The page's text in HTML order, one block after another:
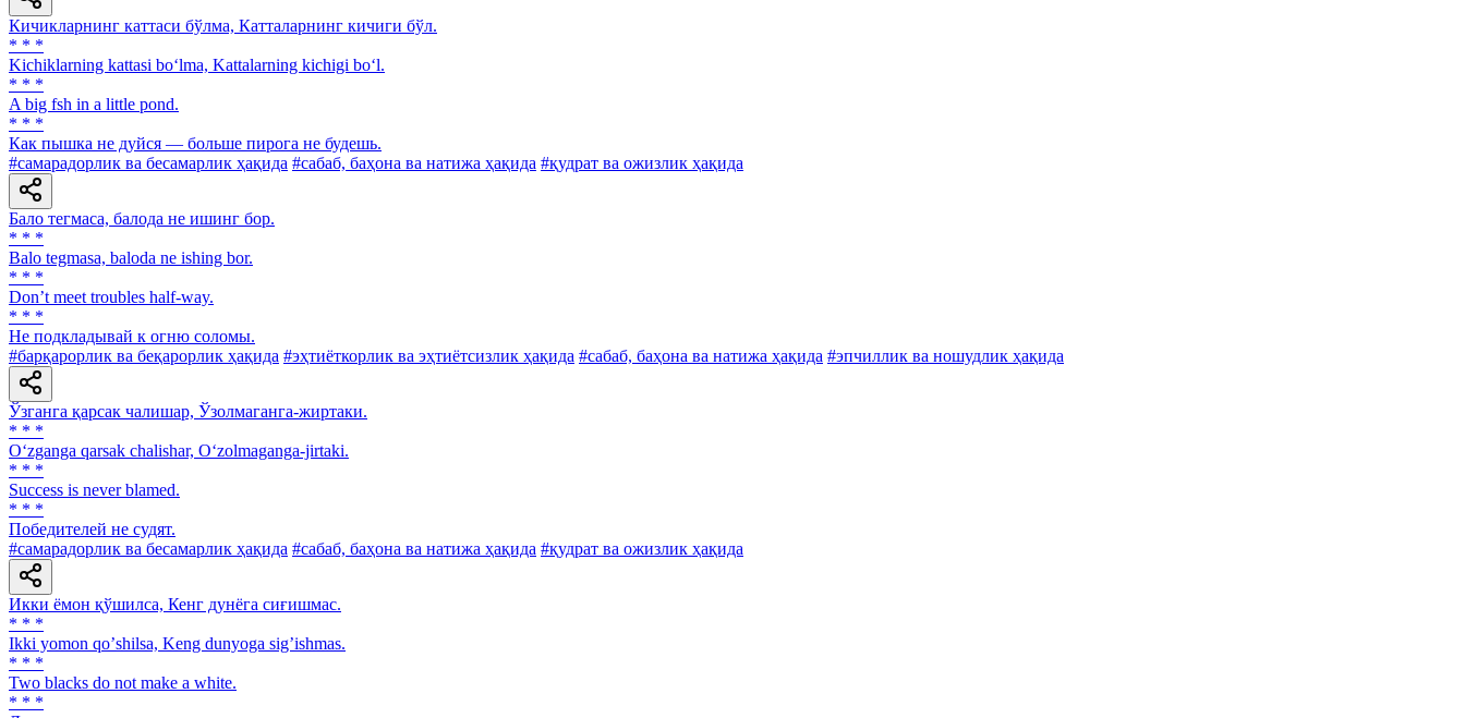
Кичикларнинг каттаси бўлма, Катталарнинг кичиги бўл.
* * *
Kichiklarning kattasi bo‘lma, Kattalarning kichigi bo‘l.
* * *
A big fsh in a little pond.
* * *
Как пышка не дуйся — больше пирога не будешь.
#самарадорлик ва бесамарлик ҳақида #сабаб, баҳона ва натижа ҳақида #қудрат ва ожизлик ҳақида
Бало тегмаса, балода не ишинг бор.
* * *
Balo tegmasa, baloda ne ishing bor.
* * *
Don’t meet troubles half-way.
* * *
He подкладывай к огню соломы.
#барқарорлик ва беқарорлик ҳақида #эҳтиёткорлик ва эҳтиётсизлик ҳақида #сабаб, баҳона ва натижа ҳақида #эпчиллик ва ношудлик ҳақида
Ўзганга қарсак чалишар, Ўзолмаганга-жиртаки.
* * *
O‘zganga qarsak chalishar, O‘zolmaganga-jirtaki.
* * *
Success is never blamed.
* * *
Победителей не судят.
#самарадорлик ва бесамарлик ҳақида #сабаб, баҳона ва натижа ҳақида #қудрат ва ожизлик ҳақида
Икки ёмон қўшилса, Кенг дунёга сиғишмас.
* * *
Ikki yomon qoʼshilsa, Keng dunyoga sigʼishmas.
* * *
Two blacks do not make a white.
* * *